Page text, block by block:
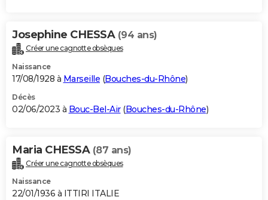
Josephine CHESSA (94 ans)
Créer une cagnotte obsèques
Naissance
17/08/1928 à Marseille (Bouches-du-Rhône)
Décès
02/06/2023 à Bouc-Bel-Air(Bouches-du-Rhône)
Maria CHESSA (87 ans)
Créer une cagnotte obsèques
Naissance
22/01/1936 à ITTIRI ITALIE